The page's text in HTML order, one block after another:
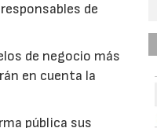
de
de negocio más
en cuenta la
pública sus